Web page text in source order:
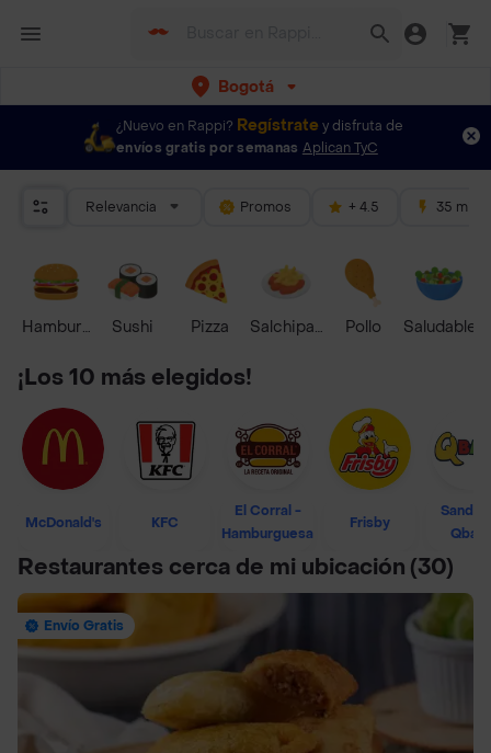
Bogotá
¿Nuevo en Rappi? Regístrate y disfruta de
envíos gratis por semanas Aplican TyC
Relevancia Promos + 4.5 35 mins
HamburguesaSushi Pizza Salchipapas Pollo Saludable
¡Los 10 más elegidos!
McDonald's KFC
El Corral -
Hamburguesa
Frisby
Restaurantes cerca de mi ubicación (30)
Envío Gratis